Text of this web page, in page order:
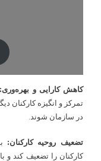
کاهش کارایی و بهره‌وری:
تمرکز و انگیزه کارکنان
در سازمان شوند.
تضعیف روحیه کارکنان:
کارکنان را تضعیف کند